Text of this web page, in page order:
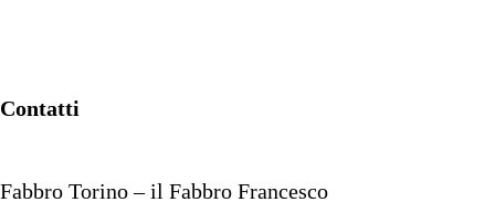
Contatti
Fabbro Torino – il Fabbro Francesco